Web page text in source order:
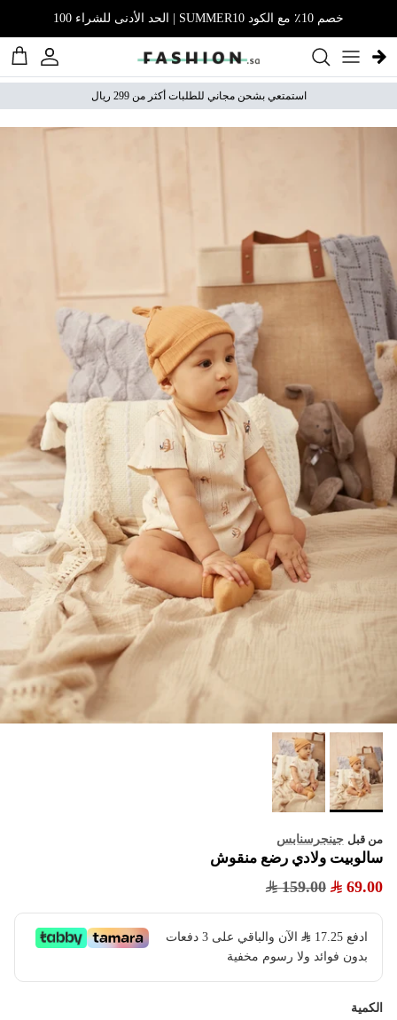
خصم 10٪ مع الكود SUMMER10 | الحد الأدنى للشراء 100
الحساب
استمتعي بشحن مجاني للطلبات أكثر من 299 ريال
من قبل جينجرسنابس
سالوبيت ولادي رضع منقوش
69.00
159.00
ادفع 17.25
​ الآن والباقي على 3 دفعات
بدون فوائد ولا رسوم مخفية
الكمية